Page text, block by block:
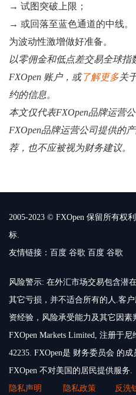
→ 试图突破上限；
→ 或回落至蓝色通道的中线。
为波动性激增做好准备。
以零佣金和低点差交易全球指
FXOpen 账户，或了解更多关
约的信息。
本文仅代表FXOpen品牌运营
FXOpen品牌运营公司提供的
荐，也不应被视为财务建议。
2005-2023 © FXOpen 保留所有权
标.
友情链接： 百度 谷歌 百度 谷歌
风险警示: 在外汇市场交易包含潜
其它亏损，并不适合所有的人.客
资经验，风险承受能力及其它因素
FXOpen Markets Limited, 注册于
42235. FXOpen是 财务委员会 的成
FXOpen 不对美国的居民提供服务.
隐私声明
隐私政策 反洗